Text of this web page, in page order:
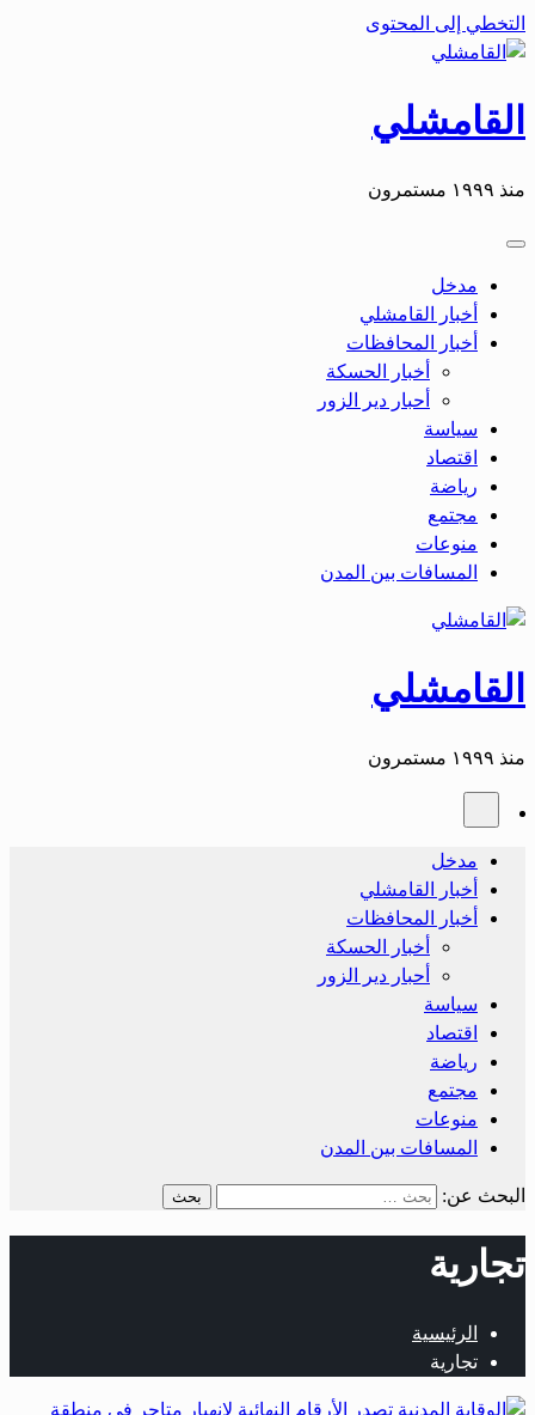
التخطي إلى المحتوى
القامشلي
منذ ١٩٩٩ مستمرون
مدخل
أخبار القامشلي
أخبار المحافظات
أخبار الحسكة
أحبار دير الزور
سياسة
اقتصاد
رياضة
مجتمع
منوعات
المسافات بين المدن
القامشلي
منذ ١٩٩٩ مستمرون
مدخل
أخبار القامشلي
أخبار المحافظات
أخبار الحسكة
أحبار دير الزور
سياسة
اقتصاد
رياضة
مجتمع
منوعات
المسافات بين المدن
البحث عن:
تجارية
الرئيسية
تجارية